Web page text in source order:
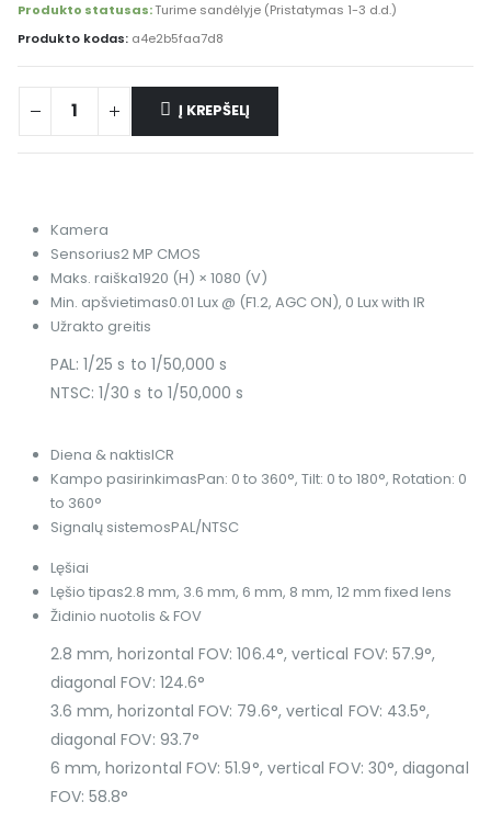
Produkto statusas:Turime sandėlyje (Pristatymas 1-3 d.d.)
Produkto kodas: a4e2b5faa7d8
Į KREPŠELĮ
Alternative:
Kamera
Sensorius2 MP CMOS
Maks. raiška1920 (H) × 1080 (V)
Min. apšvietimas0.01 Lux @ (F1.2, AGC ON), 0 Lux with IR
Užrakto greitis
PAL: 1/25 s to 1/50,000 s
NTSC: 1/30 s to 1/50,000 s
Diena & naktisICR
Kampo pasirinkimasPan: 0 to 360°, Tilt: 0 to 180°, Rotation: 0
to 360°
Signalų sistemosPAL/NTSC
Lęšiai
Lęšio tipas2.8 mm, 3.6 mm, 6 mm, 8 mm, 12 mm fixed lens
Židinio nuotolis & FOV
2.8 mm, horizontal FOV: 106.4°, vertical FOV: 57.9°,
diagonal FOV: 124.6°
3.6 mm, horizontal FOV: 79.6°, vertical FOV: 43.5°,
diagonal FOV: 93.7°
6 mm, horizontal FOV: 51.9°, vertical FOV: 30°, diagonal
FOV: 58.8°